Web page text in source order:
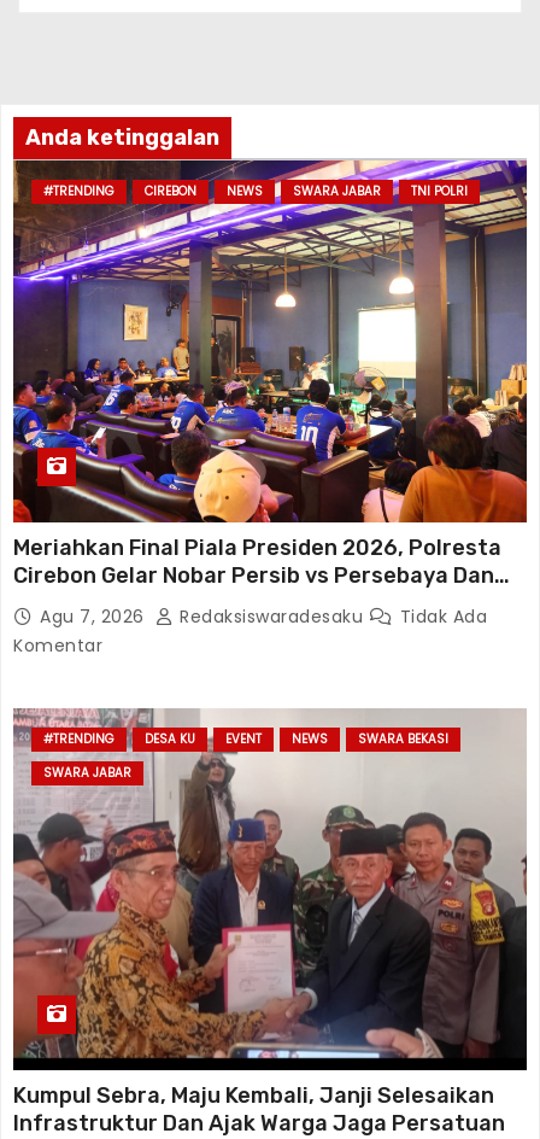
Anda ketinggalan
#TRENDING CIREBON NEWS SWARA JABAR TNI POLRI
Meriahkan Final Piala Presiden 2026, Polresta
Cirebon Gelar Nobar Persib vs Persebaya Dan
Bagi-Bagi Motor Listrik
Agu 7, 2026 Redaksiswaradesaku
Tidak Ada
Komentar
#TRENDING DESA KU EVENT NEWS
SWARA BEKASI
SWARA JABAR
Kumpul Sebra, Maju Kembali, Janji Selesaikan
Infrastruktur Dan Ajak Warga Jaga Persatuan